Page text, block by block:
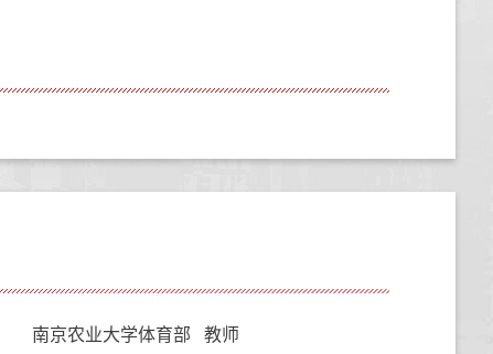
南京农业大学体育部 教师